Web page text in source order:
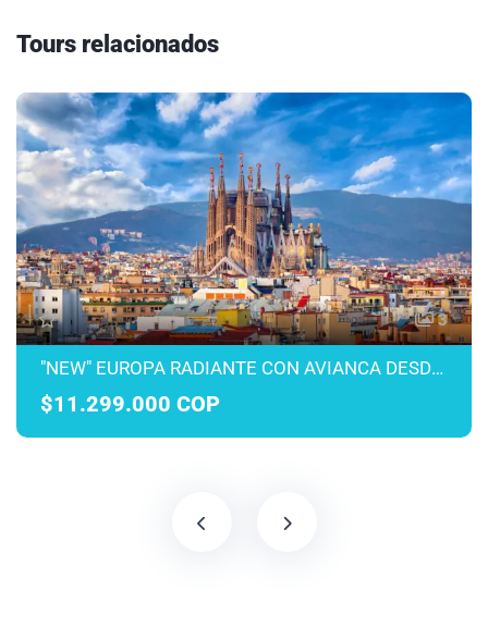
Tours relacionados
3
"NEW" EUROPA RADIANTE CON AVIANCA DESDE MEDELLÍN MARZO A JULIO 2027
$11.299.000 COP